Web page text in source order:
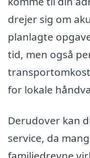
drejer sig om
planlagte
tid, men også
for lokale
Derudover kan
service, da